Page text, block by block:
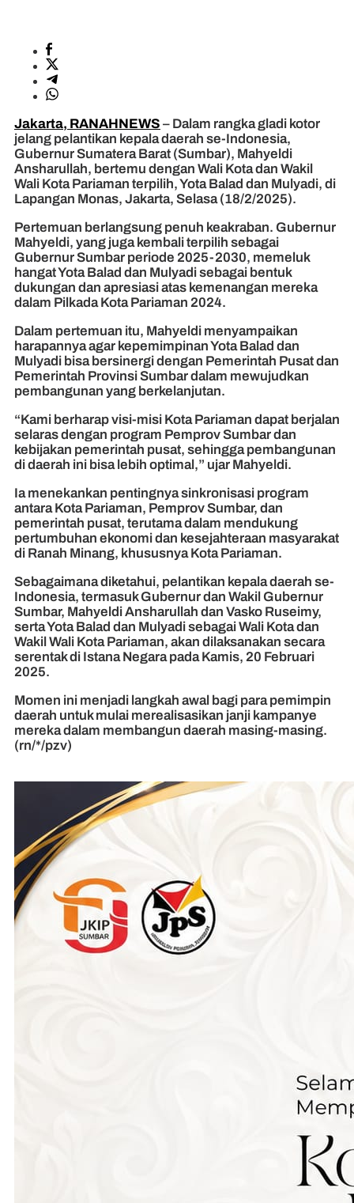
Jakarta, RANAHNEWS – Dalam rangka gladi kotor
jelang pelantikan kepala daerah se-Indonesia,
Gubernur Sumatera Barat (Sumbar), Mahyeldi
Ansharullah, bertemu dengan Wali Kota dan Wakil
Wali Kota Pariaman terpilih, Yota Balad dan Mulyadi, di
Lapangan Monas, Jakarta, Selasa (18/2/2025).
Pertemuan berlangsung penuh keakraban. Gubernur
Mahyeldi, yang juga kembali terpilih sebagai
Gubernur Sumbar periode 2025-2030, memeluk
hangat Yota Balad dan Mulyadi sebagai bentuk
dukungan dan apresiasi atas kemenangan mereka
dalam Pilkada Kota Pariaman 2024.
Dalam pertemuan itu, Mahyeldi menyampaikan
harapannya agar kepemimpinan Yota Balad dan
Mulyadi bisa bersinergi dengan Pemerintah Pusat dan
Pemerintah Provinsi Sumbar dalam mewujudkan
pembangunan yang berkelanjutan.
“Kami berharap visi-misi Kota Pariaman dapat berjalan
selaras dengan program Pemprov Sumbar dan
kebijakan pemerintah pusat, sehingga pembangunan
di daerah ini bisa lebih optimal,” ujar Mahyeldi.
Ia menekankan pentingnya sinkronisasi program
antara Kota Pariaman, Pemprov Sumbar, dan
pemerintah pusat, terutama dalam mendukung
pertumbuhan ekonomi dan kesejahteraan masyarakat
di Ranah Minang, khususnya Kota Pariaman.
Sebagaimana diketahui, pelantikan kepala daerah se-
Indonesia, termasuk Gubernur dan Wakil Gubernur
Sumbar, Mahyeldi Ansharullah dan Vasko Ruseimy,
serta Yota Balad dan Mulyadi sebagai Wali Kota dan
Wakil Wali Kota Pariaman, akan dilaksanakan secara
serentak di Istana Negara pada Kamis, 20 Februari
2025.
Momen ini menjadi langkah awal bagi para pemimpin
daerah untuk mulai merealisasikan janji kampanye
mereka dalam membangun daerah masing-masing.
(rn/*/pzv)